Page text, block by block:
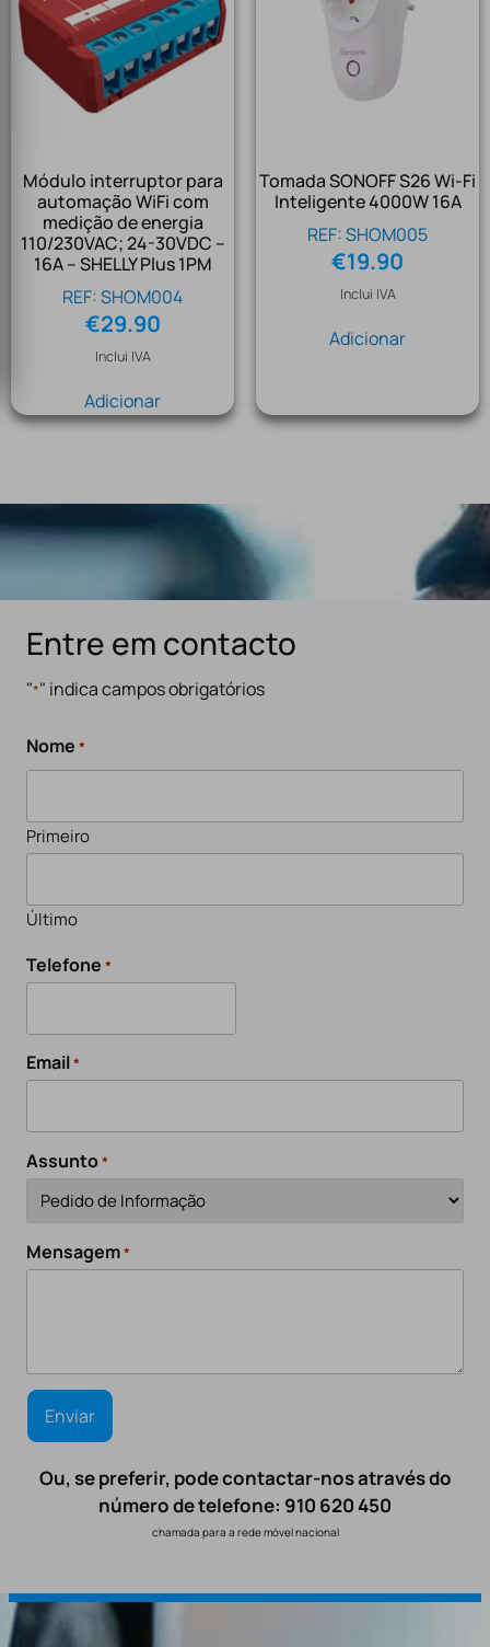
Módulo interruptor para
automação WiFi com
medição de energia
110/230VAC; 24-30VDC –
16A – SHELLY Plus 1PM
REF: SHOM004
€29.90
Inclui IVA
Adicionar
Tomada SONOFF S26 Wi-Fi
Inteligente 4000W 16A
REF: SHOM005
€19.90
Inclui IVA
Adicionar
Entre em contacto
"*" indica campos obrigatórios
Nome *
Primeiro
Último
Telefone *
Email*
Assunto*
Mensagem*
Ou, se preferir, pode contactar-nos através do
número de telefone: 910 620 450
chamada para a rede móvel nacional